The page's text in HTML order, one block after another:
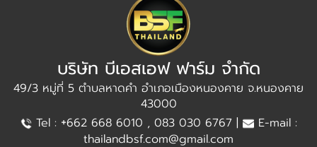
บริษัท บีเอสเอฟ ฟาร์ม จำกัด
49/3 หมู่ที่ 5 ตำบลหาดคำ อำเภอเมืองหนองคาย จ.หนองคาย
43000
Tel : +662 668 6010 , 083 030 6767 |
E-mail :
thailandbsf.com@gmail.com